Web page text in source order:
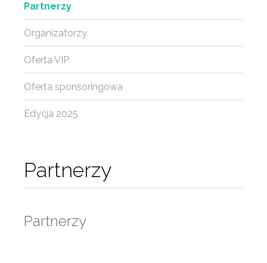
Partnerzy
Partnerzy
Partnerzy
Organizatorzy
Oferta VIP
Oferta sponsoringowa
Edycja 2025